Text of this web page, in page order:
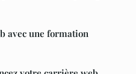
avec une formation